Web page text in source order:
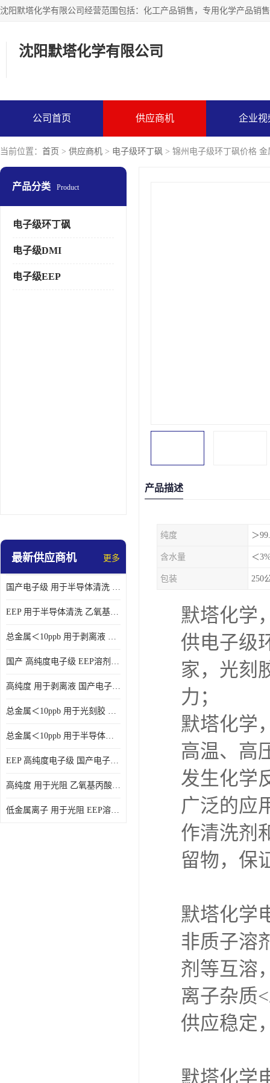
沈阳默塔化学有限公司
公司首页 供应商机 企业视
当前位置： 首页 > 供应商机 > 电子级环丁砜 > 锦州电子级环丁砜价格 金
产品分类 Product
电子级环丁砜
电子级DMI
电子级EEP
最新供应商机 更多
国产电子级 用于半导体清洗 EEP溶剂电子级
EEP 用于半导体清洗 乙氧基丙酸乙酯电子级
总金属＜10ppb 用于剥离液 电子级EEP
国产 高纯度电子级 EEP溶剂电子级
高纯度 用于剥离液 国产电子级EEP
总金属＜10ppb 用于光刻胶 电子级EEP溶剂
总金属＜10ppb 用于半导体清洗 3-乙氧基丙酸乙酯电子级
EEP 高纯度电子级 国产电子级EEP
高纯度 用于光阻 乙氧基丙酸乙酯电子级
低金属离子 用于光阻 EEP溶剂电子级
产品描述
纯度 ＞
含水量 ＜
包装 250
默塔化学
供电子级
家，光刻
力；
默塔化学
高温、高
发生化学
广泛的应
作清洗剂
留物，保
默塔化学
非质子溶
剂等互溶
离子杂质
供应稳定
默塔化学